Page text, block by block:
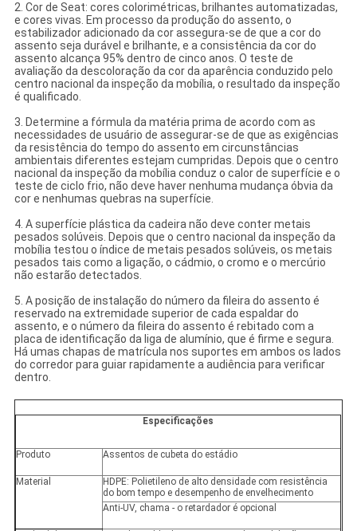
2. Cor de Seat: cores colorimétricas, brilhantes automatizadas,
e cores vivas. Em processo da produção do assento, o
estabilizador adicionado da cor assegura-se de que a cor do
assento seja durável e brilhante, e a consistência da cor do
assento alcança 95% dentro de cinco anos. O teste de
avaliação da descoloração da cor da aparência conduzido pelo
centro nacional da inspeção da mobília, o resultado da inspeção
é qualificado.
3. Determine a fórmula da matéria prima de acordo com as
necessidades de usuário de assegurar-se de que as exigências
da resistência do tempo do assento em circunstâncias
ambientais diferentes estejam cumpridas. Depois que o centro
nacional da inspeção da mobília conduz o calor de superfície e o
teste de ciclo frio, não deve haver nenhuma mudança óbvia da
cor e nenhumas quebras na superfície.
4. A superfície plástica da cadeira não deve conter metais
pesados solúveis. Depois que o centro nacional da inspeção da
mobília testou o índice de metais pesados solúveis, os metais
pesados tais como a ligação, o cádmio, o cromo e o mercúrio
não estarão detectados.
5. A posição de instalação do número da fileira do assento é
reservado na extremidade superior de cada espaldar do
assento, e o número da fileira do assento é rebitado com a
placa de identificação da liga de alumínio, que é firme e segura.
Há umas chapas de matrícula nos suportes em ambos os lados
do corredor para guiar rapidamente a audiência para verificar
dentro.
Especificações
Produto Assentos de cubeta do estádio
Material
HDPE: Polietileno de alto densidade com resistência
do bom tempo e desempenho de envelhecimento
Anti-UV, chama - o retardador é opcional